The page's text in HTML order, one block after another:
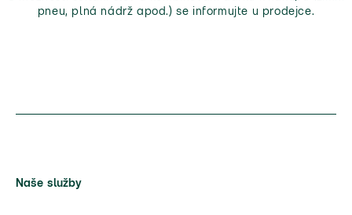
pneu, plná nádrž apod.) se informujte u prodejce.
Naše služby